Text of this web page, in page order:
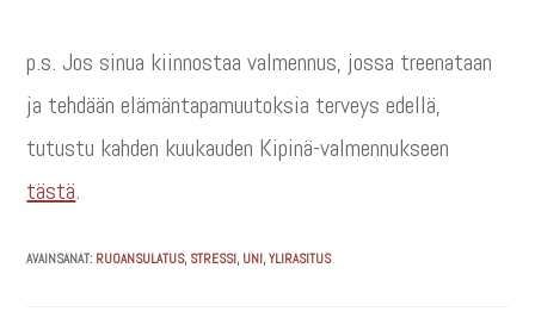
p.s. Jos sinua kiinnostaa valmennus, jossa treenataan
ja tehdään elämäntapamuutoksia terveys edellä,
tutustu kahden kuukauden Kipinä-valmennukseen
tästä.
AVAINSANAT: RUOANSULATUS, STRESSI, UNI, YLIRASITUS